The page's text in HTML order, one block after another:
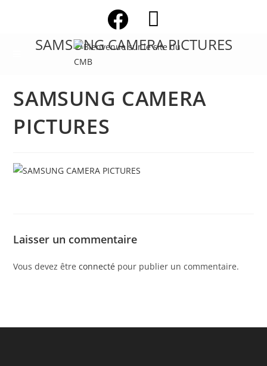
SAMSUNG CAMERA PICTURES
SAMSUNG CAMERA
PICTURES
Laisser un commentaire
Vous devez êtreconnecté pour publier un commentaire.